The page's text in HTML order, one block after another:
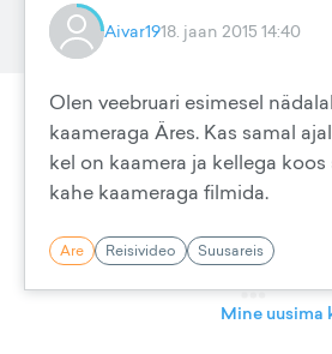
Aivar1918. jaan 2015 14:40
Olen veebruari esimesel
kaameraga Äres. Kas samal
kel on kaamera ja kellega
kahe kaameraga filmida.
Are Reisivideo Suusareis
Mine uusima